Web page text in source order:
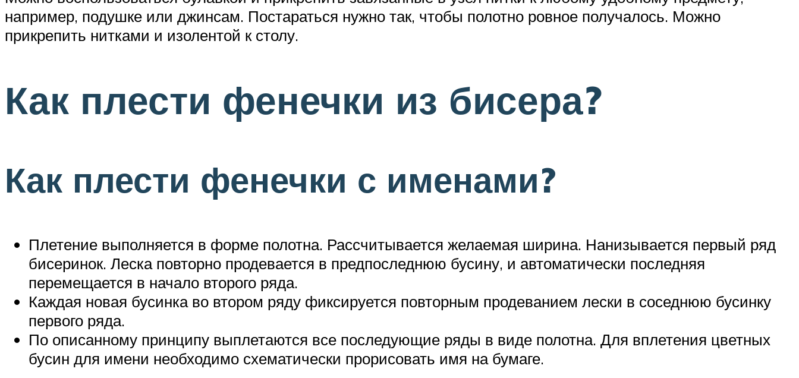
например, подушке или джинсам. Постараться нужно так, чтобы полотно ровное получалось. Можно
прикрепить нитками и изолентой к столу.
Как плести фенечки из бисера?
Как плести фенечки с именами?
Плетение выполняется в форме полотна. Рассчитывается желаемая ширина. Нанизывается первый ряд
бисеринок. Леска повторно продевается в предпоследнюю бусину, и автоматически последняя
перемещается в начало второго ряда.
Каждая новая бусинка во втором ряду фиксируется повторным продеванием лески в соседнюю бусинку
первого ряда.
По описанному принципу выплетаются все последующие ряды в виде полотна. Для вплетения цветных
бусин для имени необходимо схематически прорисовать имя на бумаге.